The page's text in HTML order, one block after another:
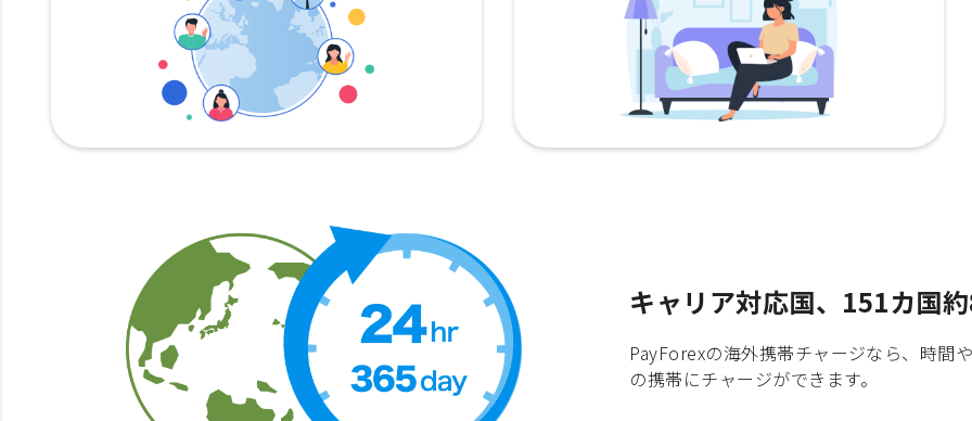
キャリア対応国、151カ国
PayForexの海外携帯チャージなら、時間
の携帯にチャージができます。